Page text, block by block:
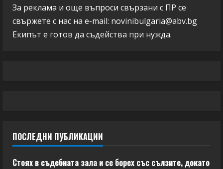
За реклама и още въпроси свързани с ПР се
свържете с нас на e-mail: novinibulgaria@abv.bg
Екипът е готов да съдейства при нужда.
ПОСЛЕДНИ ПУБЛИКАЦИИ
Стоях в съдебната зала и се борех със сълзите, докато